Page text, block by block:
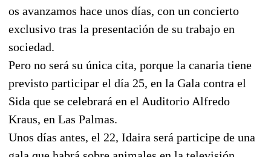
os avanzamos hace unos días, con un concierto
exclusivo tras la presentación de su trabajo en
sociedad.
Pero no será su única cita, porque la canaria tiene
previsto participar el día 25, en la Gala contra el
Sida que se celebrará en el Auditorio Alfredo
Kraus, en Las Palmas.
Unos días antes, el 22, Idaira será participe de una